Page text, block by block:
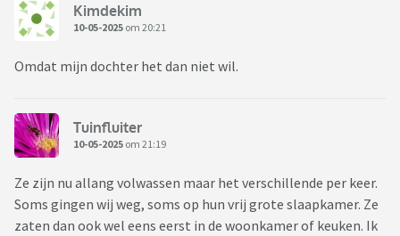
Kimdekim
10-05-2025 om 20:21
Omdat mijn dochter het dan niet wil.
Tuinfluiter
10-05-2025 om 21:19
Ze zijn nu allang volwassen maar het verschillende per keer.
Soms gingen wij weg, soms op hun vrij grote slaapkamer. Ze
zaten dan ook wel eens eerst in de woonkamer of keuken. Ik